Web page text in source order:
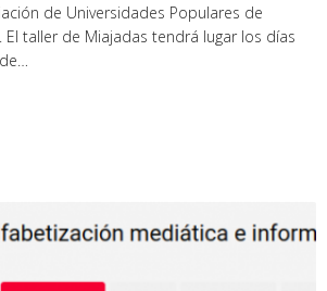
de Universidades Populares de
El taller de Miajadas tendrá lugar los días